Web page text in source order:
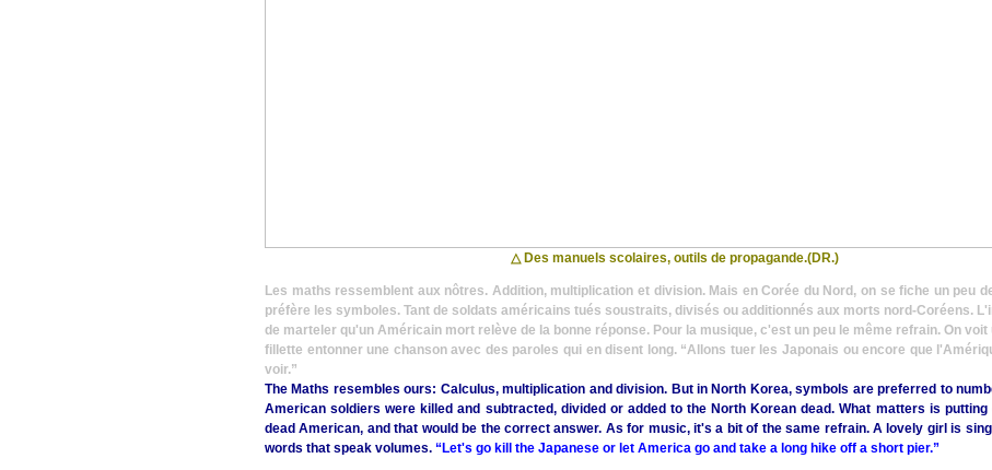
△ Des manuels scolaires, outils de propagande.(DR.)
Les maths ressemblent aux nôtres. Addition, multiplication et division. Mais en Corée du Nord, on se fiche un peu
préfère les symboles. Tant de soldats américains tués soustraits, divisés ou additionnés aux morts nord-Coréens.
de marteler qu'un Américain mort relève de la bonne réponse. Pour la musique, c'est un peu le même refrain. On voit
fillette entonner une chanson avec des paroles qui en disent long. “Allons tuer les Japonais ou encore que
voir.”
The Maths resembles ours: Calculus, multiplication and division. But in North Korea, symbols are preferred to
American soldiers were killed and subtracted, divided or added to the North Korean dead. What matters is putting
dead American, and that would be the correct answer. As for music, it's a bit of the same refrain. A lovely girl is
words that speak volumes. “Let's go kill the Japanese or let America go and take a long hike off a short pier.”